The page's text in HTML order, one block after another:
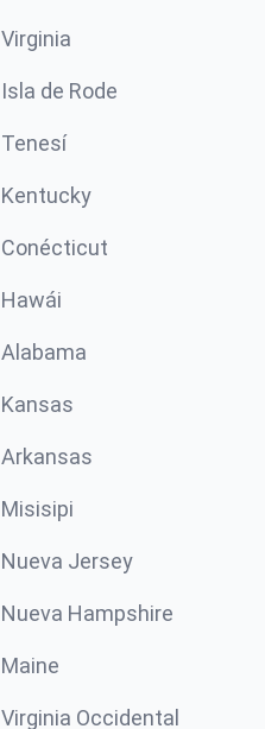
Virginia
Isla de Rode
Tenesí
Kentucky
Conécticut
Hawái
Alabama
Kansas
Arkansas
Misisipi
Nueva Jersey
Nueva Hampshire
Maine
Virginia Occidental